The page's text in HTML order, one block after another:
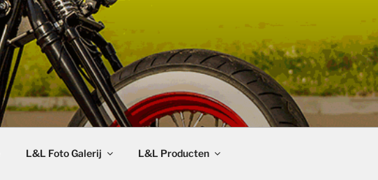
L&L Foto Galerij L&L Producten